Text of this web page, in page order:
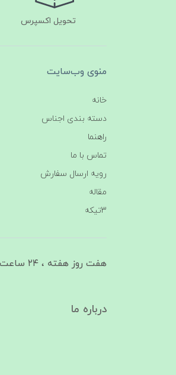
تحویل اکسپرس
منوی وب‌سایت
خانه
دسته بندی اجناس
راهنما
تماس با ما
رویه ارسال سفارش
مقاله
3تیکه
هفت روز هفته ، ۲۴ ساعت شبانه‌روز پاسخگوی شما هستیم
درباره ما